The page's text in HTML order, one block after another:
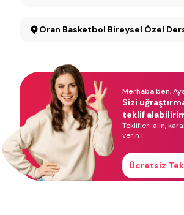
Oran Basketbol Bireysel Özel
Merhaba ben,
Sizi
teklif
Teklifleri alın,
verin !
Ücretsiz